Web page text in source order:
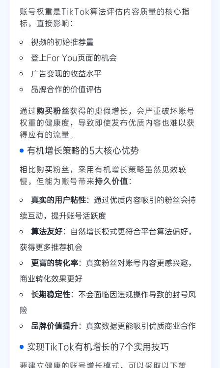
账号权重是TikTok算法评估内容质量的核心指
标，直接影响：
视频的初始推荐量
登上For You页面的机会
广告变现的收益水平
品牌合作的价值评估
通过购买粉丝获得的虚假增长，会严重破坏账号
权重的健康度，导致即使发布优质内容也难以获
得应有的流量。
有机增长策略的5大核心优势
相比购买粉丝，采用有机增长策略虽然见效较
慢，但能为账号带来持久价值：
真实的用户粘性：通过优质内容吸引的粉丝会持
续互动，提升账号活跃度
算法友好：自然增长模式更符合平台算法偏好，
获得更多推荐机会
更高的转化率：真实粉丝对账号内容更感兴趣，
商业转化效果更好
长期稳定性：不会面临因违规操作导致的封号风
险
品牌价值提升：真实数据更能吸引优质商业合作
实现TikTok有机增长的7个实用技巧
要建立健康的账号增长模式，可以采取以下策